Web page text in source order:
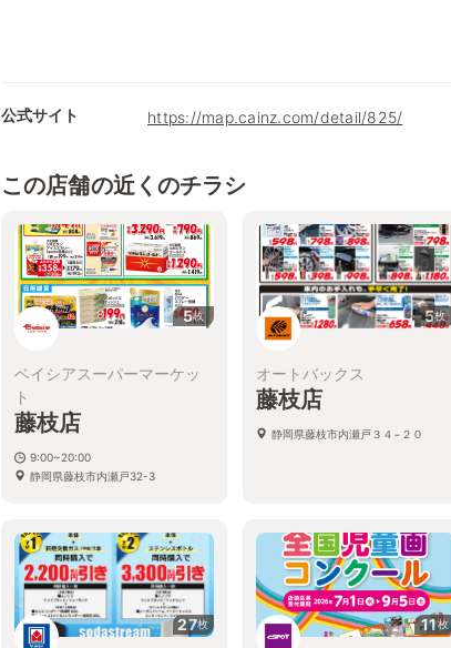
公式サイト https://map.cainz.com/detail/825/
この店舗の近くのチラシ
5枚
ベイシアスーパーマーケッ
ト
藤枝店
9:00~20:00
静岡県藤枝市内瀬戸32-3
5枚
オートバックス
藤枝店
静岡県藤枝市内瀬戸３４−２０
27枚 11枚